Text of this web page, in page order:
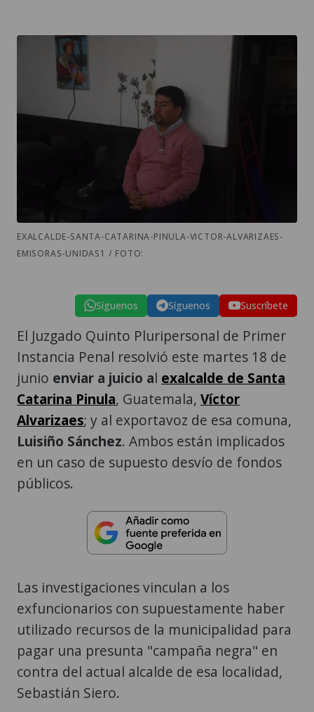
EXALCALDE-SANTA-CATARINA-PINULA-VICTOR-ALVARIZAES-
EMISORAS-UNIDAS1 / FOTO:
Síguenos Síguenos Suscríbete
El Juzgado Quinto Pluripersonal de Primer
Instancia Penal resolvió este martes 18 de
junio enviar a juicio al exalcalde de Santa
Catarina Pinula, Guatemala, Víctor
Alvarizaes; y al exportavoz de esa comuna,
Luisiño Sánchez. Ambos están implicados
en un caso de supuesto desvío de fondos
públicos.
Las investigaciones vinculan a los
exfuncionarios con supuestamente haber
utilizado recursos de la municipalidad para
pagar una presunta "campaña negra" en
contra del actual alcalde de esa localidad,
Sebastián Siero.